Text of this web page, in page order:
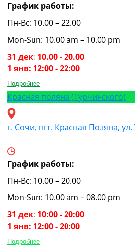
График работы:
Пн-Вс: 10.00 – 22.00
Mon-Sun: 10.00 am – 10.00 pm
31 дек: 10.00 - 20.00
1 янв: 12:00 - 22:00
Подробнее
Красная поляна (Турчинского)
г. Сочи, пгт. Красная Поляна,
График работы:
Пн-Вс: 10.00 – 20.00
Mon-Sun: 10.00 am – 08.00 pm
31 дек: 10:00 - 20:00
1 янв: 12:00 - 20:00
Подробнее